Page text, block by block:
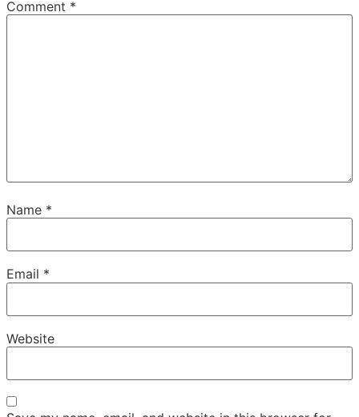
Comment *
Name *
Email *
Website